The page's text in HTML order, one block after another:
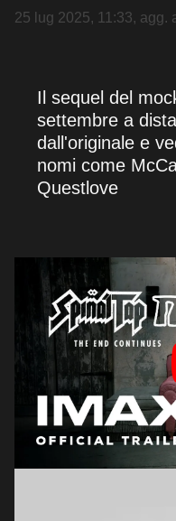
25 lug 2025, 11:33, agg.
Il sequel del
settembre a
dall'originale e
nomi come
Questlove